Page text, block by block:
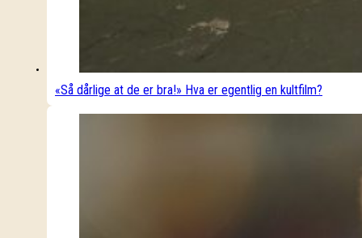
«Så dårlige at de er bra!» Hva er egentlig en kultfilm?